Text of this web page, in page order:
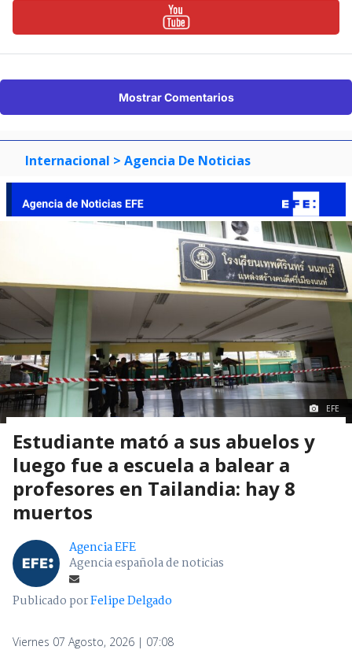
Mostrar Comentarios
Internacional > Agencia De Noticias
EFE
Estudiante mató a sus abuelos y
luego fue a escuela a balear a
profesores en Tailandia: hay 8
muertos
Agencia EFE
Agencia española de noticias
Publicado porFelipe Delgado
Viernes 07 Agosto, 2026 | 07:08